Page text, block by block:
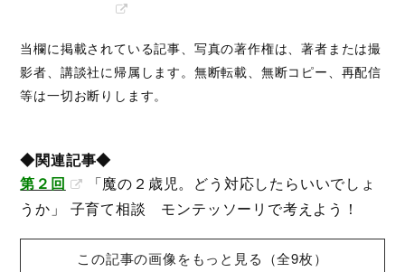
当欄に掲載されている記事、写真の著作権は、著者または撮
影者、講談社に帰属します。無断転載、無断コピー、再配信
等は一切お断りします。
◆関連記事◆
第２回
「魔の２歳児。どう対応したらいいでしょ
うか」 子育て相談 モンテッソーリで考えよう！
この記事の画像をもっと見る（全9枚）